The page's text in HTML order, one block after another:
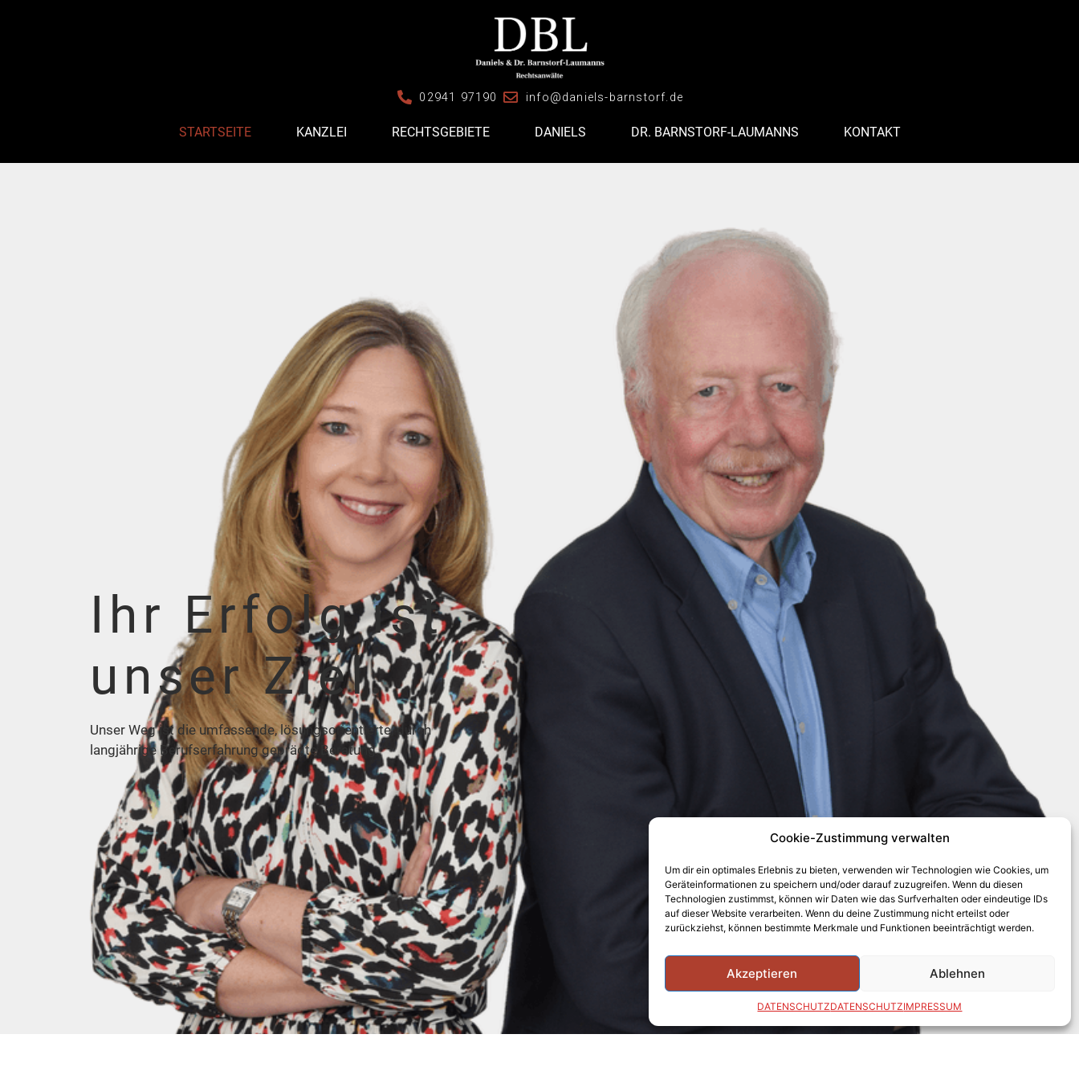
Cookie-Zustimmung verwalten
Um dir ein optimales Erlebnis zu bieten, verwenden wir Technologien wie Cookies, um
Geräteinformationen zu speichern und/oder darauf zuzugreifen. Wenn du diesen
Technologien zustimmst, können wir Daten wie das Surfverhalten oder eindeutige IDs
auf dieser Website verarbeiten. Wenn du deine Zustimmung nicht erteilst oder
zurückziehst, können bestimmte Merkmale und Funktionen beeinträchtigt werden.
Akzeptieren Ablehnen
DATENSCHUTZDATENSCHUTZIMPRESSUM
02941 97190 info@daniels-barnstorf.de
STARTSEITE KANZLEI RECHTSGEBIETE DANIELS DR. BARNSTORF-LAUMANNS KONTAKT
Ihr Erfolg ist
unser Ziel.
Unser Weg ist die umfassende, lösungsorientierte, durch
langjährige Berufserfahrung geprägte Beratung.